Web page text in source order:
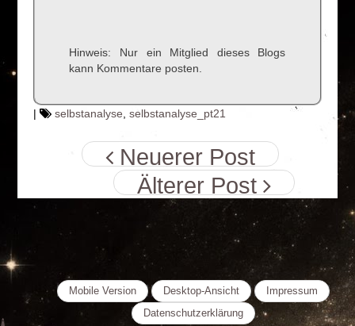
Hinweis: Nur ein Mitglied dieses Blogs
kann Kommentare posten.
| selbstanalyse ,selbstanalyse_pt21
Neuerer Post
Älterer Post
Mobile Version Desktop-Ansicht
Impressum
Datenschutzerklärung